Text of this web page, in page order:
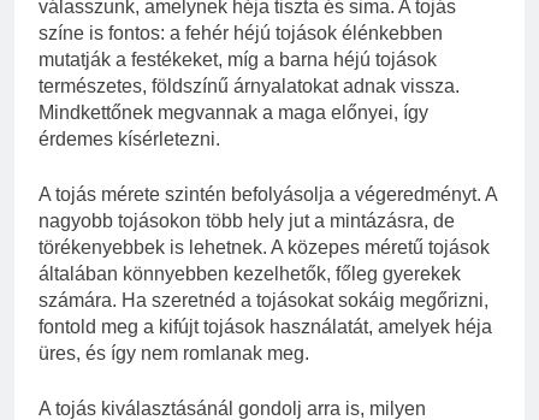
válasszunk, amelynek héja tiszta és sima. A tojás
színe is fontos: a fehér héjú tojások élénkebben
mutatják a festékeket, míg a barna héjú tojások
természetes, földszínű árnyalatokat adnak vissza.
Mindkettőnek megvannak a maga előnyei, így
érdemes kísérletezni.
A tojás mérete szintén befolyásolja a végeredményt. A
nagyobb tojásokon több hely jut a mintázásra, de
törékenyebbek is lehetnek. A közepes méretű tojások
általában könnyebben kezelhetők, főleg gyerekek
számára. Ha szeretnéd a tojásokat sokáig megőrizni,
fontold meg a kifújt tojások használatát, amelyek héja
üres, és így nem romlanak meg.
A tojás kiválasztásánál gondolj arra is, milyen